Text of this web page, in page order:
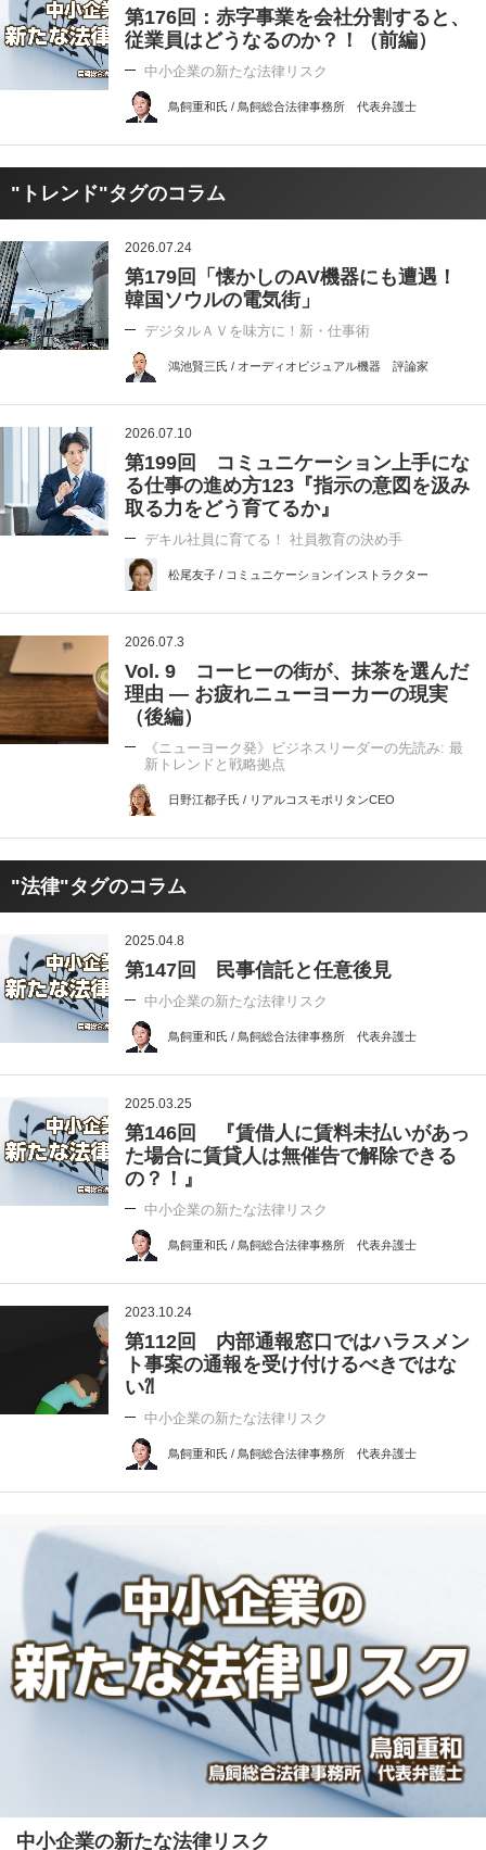
第176回：赤字事業を会社分割すると、
従業員はどうなるのか？！（前編）
中小企業の新たな法律リスク
鳥飼重和氏 / 鳥飼総合法律事務所 代表弁護士
"トレンド"タグのコラム
2026.07.24
第179回「懐かしのAV機器にも遭遇！
韓国ソウルの電気街」
デジタルＡＶを味方に！新・仕事術
鴻池賢三氏 / オーディオビジュアル機器 評論家
2026.07.10
第199回 コミュニケーション上手にな
る仕事の進め方123『指示の意図を汲み
取る力をどう育てるか』
デキル社員に育てる！ 社員教育の決め手
松尾友子 / コミュニケーションインストラクター
2026.07.3
Vol. 9 コーヒーの街が、抹茶を選んだ
理由 ― お疲れニューヨーカーの現実
（後編）
《ニューヨーク発》ビジネスリーダーの先読み: 最
新トレンドと戦略拠点
日野江都子氏 / リアルコスモポリタンCEO
"法律"タグのコラム
2025.04.8
第147回 民事信託と任意後見
中小企業の新たな法律リスク
鳥飼重和氏 / 鳥飼総合法律事務所 代表弁護士
2025.03.25
第146回 『賃借人に賃料未払いがあっ
た場合に賃貸人は無催告で解除できる
の？！』
中小企業の新たな法律リスク
鳥飼重和氏 / 鳥飼総合法律事務所 代表弁護士
2023.10.24
第112回 内部通報窓口ではハラスメン
ト事案の通報を受け付けるべきではな
い⁈
中小企業の新たな法律リスク
鳥飼重和氏 / 鳥飼総合法律事務所 代表弁護士
中小企業の新たな法律リスク